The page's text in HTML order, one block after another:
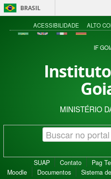
BRASIL
ACESSIBILIDADE ALTO
IF
MINISTÉRIO
SUAP Contato Pag
Moodle
Documentos Sistema